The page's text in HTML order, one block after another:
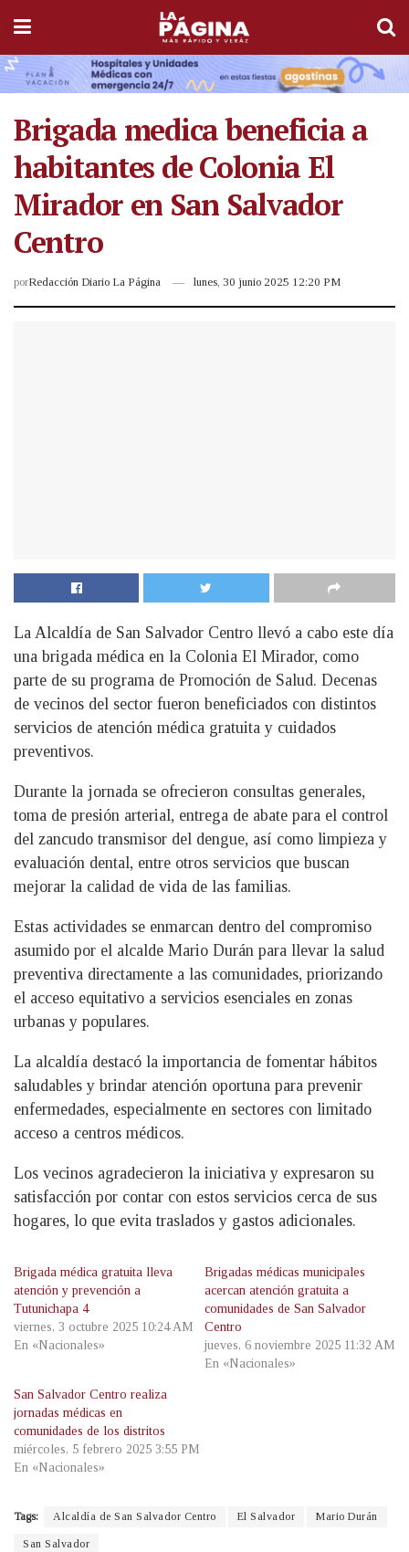
Brigada medica beneficia a
habitantes de Colonia El
Mirador en San Salvador
Centro
porRedacción Diario La Página lunes, 30 junio 2025 12:20 PM
La Alcaldía de San Salvador Centro llevó a cabo este día
una brigada médica en la Colonia El Mirador, como
parte de su programa de Promoción de Salud. Decenas
de vecinos del sector fueron beneficiados con distintos
servicios de atención médica gratuita y cuidados
preventivos.
Durante la jornada se ofrecieron consultas generales,
toma de presión arterial, entrega de abate para el control
del zancudo transmisor del dengue, así como limpieza y
evaluación dental, entre otros servicios que buscan
mejorar la calidad de vida de las familias.
Estas actividades se enmarcan dentro del compromiso
asumido por el alcalde Mario Durán para llevar la salud
preventiva directamente a las comunidades, priorizando
el acceso equitativo a servicios esenciales en zonas
urbanas y populares.
La alcaldía destacó la importancia de fomentar hábitos
saludables y brindar atención oportuna para prevenir
enfermedades, especialmente en sectores con limitado
acceso a centros médicos.
Los vecinos agradecieron la iniciativa y expresaron su
satisfacción por contar con estos servicios cerca de sus
hogares, lo que evita traslados y gastos adicionales.
Brigada médica gratuita lleva
atención y prevención a
Tutunichapa 4
viernes, 3 octubre 2025 10:24 AM
En «Nacionales»
Brigadas médicas municipales
acercan atención gratuita a
comunidades de San Salvador
Centro
jueves, 6 noviembre 2025 11:32 AM
En «Nacionales»
San Salvador Centro realiza
jornadas médicas en
comunidades de los distritos
miércoles, 5 febrero 2025 3:55 PM
En «Nacionales»
Tags: Alcaldía de San Salvador Centro El Salvador Mario Durán
San Salvador